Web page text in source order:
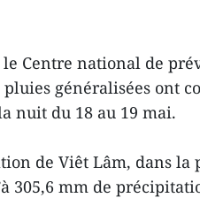
le Centre national de
généralisées ont
nuit du 18 au 19 mai.
de Viêt Lâm, dans la
305,6 mm de